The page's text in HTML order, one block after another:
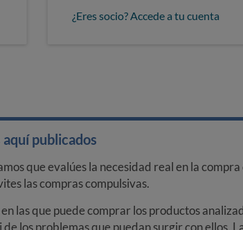
¿Eres socio? Accede a tu cuenta
publicados
que evalúes la necesidad real en la
las compras compulsivas.
las que puede comprar los productos
los problemas que puedan surgir con ellos.